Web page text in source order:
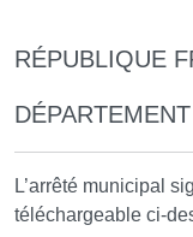
RÉPUBLIQUE
L’arrêté municipal
téléchargeable ci-